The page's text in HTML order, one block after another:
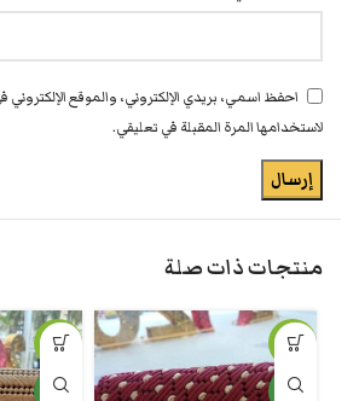
احفظ اسمي، بريدي الإلكتروني، والموقع
لاستخدامها المرة المقبلة في تعليقي.
منتجات ذات صلة
-10%
جديد
-10%
جديد